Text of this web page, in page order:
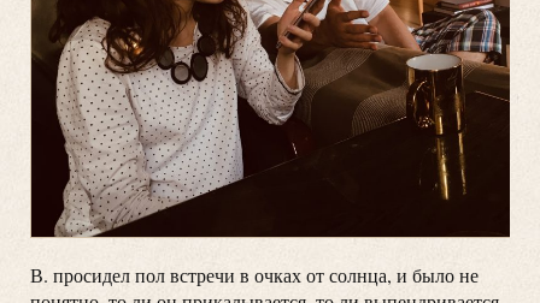
В. просидел пол встречи в очках от солнца, и было не